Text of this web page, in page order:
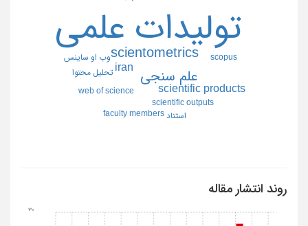
توليدات علمي
scientometrics
علم سنجي
scientific products
iran
scientific outputs
web of science
وب او ساينس
faculty members
scopus
تحليل محتوا
استناد
روند انتشار مقاله
30